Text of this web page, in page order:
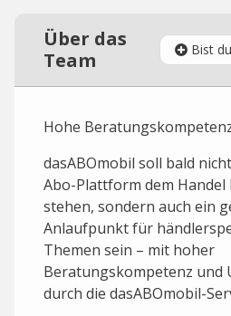
Über das
Team
Bist
Hohe
dasABOmobil soll bald
Abo-Plattform dem Handel
stehen, sondern auch ein
Anlaufpunkt für
Themen sein – mit hoher
Beratungskompetenz und
durch die dasABOmobil-